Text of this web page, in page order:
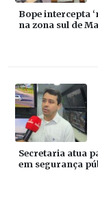
Bope intercepta
na zona sul de
Secretaria atua
em segurança